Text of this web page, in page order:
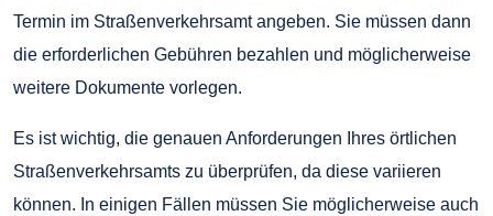
Termin im Straßenverkehrsamt angeben. Sie müssen dann
die erforderlichen Gebühren bezahlen und möglicherweise
weitere Dokumente vorlegen.
Es ist wichtig, die genauen Anforderungen Ihres örtlichen
Straßenverkehrsamts zu überprüfen, da diese variieren
können. In einigen Fällen müssen Sie möglicherweise auch